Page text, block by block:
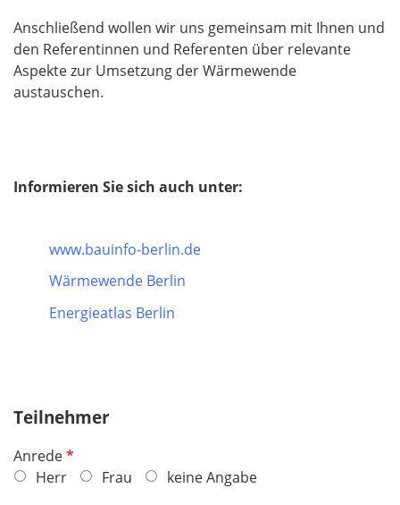
Anschließend wollen wir uns gemeinsam mit Ihnen und
den Referentinnen und Referenten über relevante
Aspekte zur Umsetzung der Wärmewende
austauschen.
Informieren Sie sich auch unter:
www.bauinfo-berlin.de
Wärmewende Berlin
Energieatlas Berlin
Teilnehmer
AnredeP
f
Herr Frau keine Angabe